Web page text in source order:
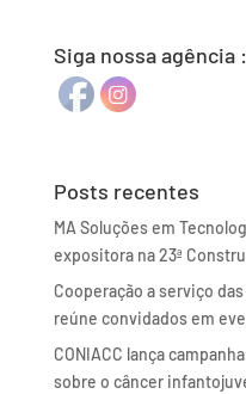
Siga nossa agência
Posts recentes
MA Soluções em
expositora na 23ª
Cooperação a serviço
reúne convidados em
CONIACC lança
sobre o câncer